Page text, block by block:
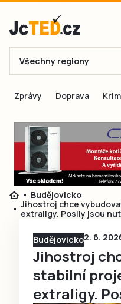
E-mail
Přihlásit
Ještě nemám
Všechny regiony
Zprávy Doprava
Budějovicko
Jihostroj chce
extraligy. Posily jsou
Budějovicko2. 6.
Jihostroj
stabilní
extraligy.